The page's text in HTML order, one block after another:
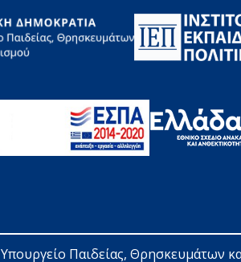
Υπουργείο Παιδείας, Θρησκευμάτων